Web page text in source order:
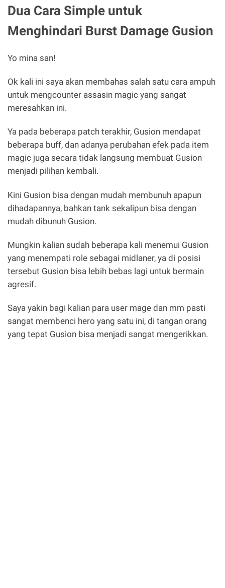
Dua Cara Simple untuk
Menghindari Burst Damage Gusion
Yo mina san!
Ok kali ini saya akan membahas salah satu cara ampuh
untuk mengcounter assasin magic yang sangat
meresahkan ini.
Ya pada beberapa patch terakhir, Gusion mendapat
beberapa buff, dan adanya perubahan efek pada item
magic juga secara tidak langsung membuat Gusion
menjadi pilihan kembali.
Kini Gusion bisa dengan mudah membunuh apapun
dihadapannya, bahkan tank sekalipun bisa dengan
mudah dibunuh Gusion.
Mungkin kalian sudah beberapa kali menemui Gusion
yang menempati role sebagai midlaner, ya di posisi
tersebut Gusion bisa lebih bebas lagi untuk bermain
agresif.
Saya yakin bagi kalian para user mage dan mm pasti
sangat membenci hero yang satu ini, di tangan orang
yang tepat Gusion bisa menjadi sangat mengerikkan.